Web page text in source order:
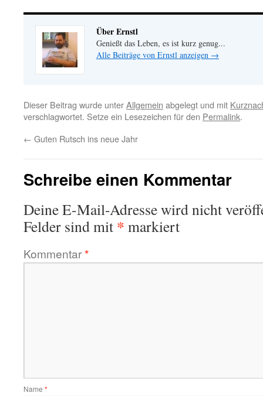
Über Ernstl
Genießt das Leben, es ist kurz genug...
Alle Beiträge von Ernstl anzeigen →
Dieser Beitrag wurde unterAllgemein abgelegt und mit
verschlagwortet. Setze ein Lesezeichen für den Permalink.
← Guten Rutsch ins neue Jahr
Schreibe einen Kommentar
Deine E-Mail-Adresse wird nicht
Felder sind mit * markiert
Kommentar*
Name *